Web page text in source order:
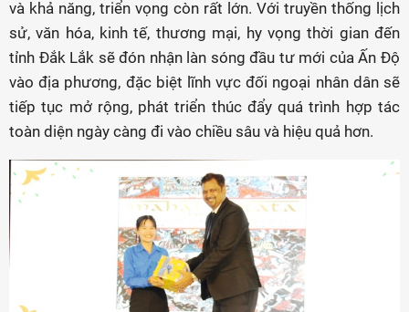
và khả năng, triển vọng còn rất lớn. Với truyền thống lịch
sử, văn hóa, kinh tế, thương mại, hy vọng thời gian đến
tỉnh Đắk Lắk sẽ đón nhận làn sóng đầu tư mới của Ấn Độ
vào địa phương, đặc biệt lĩnh vực đối ngoại nhân dân sẽ
tiếp tục mở rộng, phát triển thúc đẩy quá trình hợp tác
toàn diện ngày càng đi vào chiều sâu và hiệu quả hơn.